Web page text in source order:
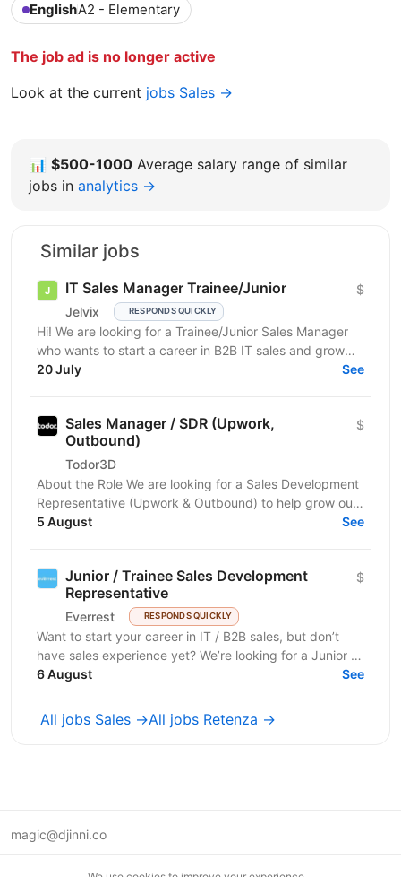
EnglishA2 - Elementary
The job ad is no longer active
Look at the current jobs Sales →
📊 $500-1000 Average salary range of similar
jobs in analytics →
Similar jobs
IT Sales Manager Trainee/Junior
Jelvix RESPONDS QUICKLY
$
Hi! We are looking for a Trainee/Junior Sales Manager
who wants to start a career in B2B IT sales and grow
professionally in this field. This role is a...
20 July See
Sales Manager / SDR (Upwork,
Outbound)
Todor3D
$
About the Role We are looking for a Sales Development
Representative (Upwork & Outbound) to help grow our
client acquisition channels through Upwork,...
5 August See
Junior / Trainee Sales Development
Representative
Everrest RESPONDS QUICKLY
$
Want to start your career in IT / B2B sales, but don’t
have sales experience yet? We’re looking for a Junior /
Trainee SDR with strong English, good...
6 August See
All jobs Sales →All jobs Retenza →
magic@djinni.co